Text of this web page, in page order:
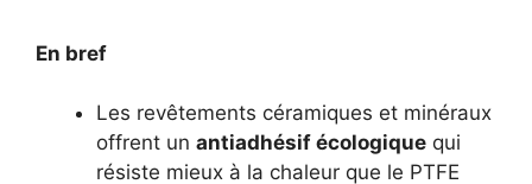
En bref
Les revêtements céramiques et minéraux
offrent un antiadhésif écologique qui
résiste mieux à la chaleur que le PTFE